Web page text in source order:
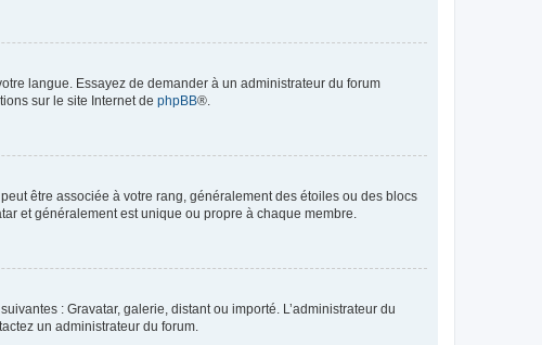
langue. Essayez de demander à un administrateur du forum
sur le site Internet de phpBB®.
être associée à votre rang, généralement des étoiles ou des blocs
et généralement est unique ou propre à chaque membre.
: Gravatar, galerie, distant ou importé. L’administrateur du
un administrateur du forum.